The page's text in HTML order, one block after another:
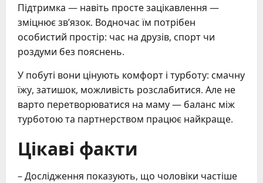
Підтримка — навіть просте зацікавлення —
зміцнює зв’язок. Водночас їм потрібен
особистий простір: час на друзів, спорт чи
роздуми без пояснень.
У побуті вони цінують комфорт і турботу: смачну
їжу, затишок, можливість розслабитися. Але не
варто перетворюватися на маму — баланс між
турботою та партнерством працює найкраще.
Цікаві факти
– Дослідження показують, що чоловіки частіше